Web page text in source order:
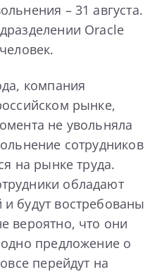
– 31 августа.
Oracle
компания
рынке,
не увольняла
сотрудников
на рынке труда.
обладают
будут востребованы
вероятно, что они
предложение о
перейдут на